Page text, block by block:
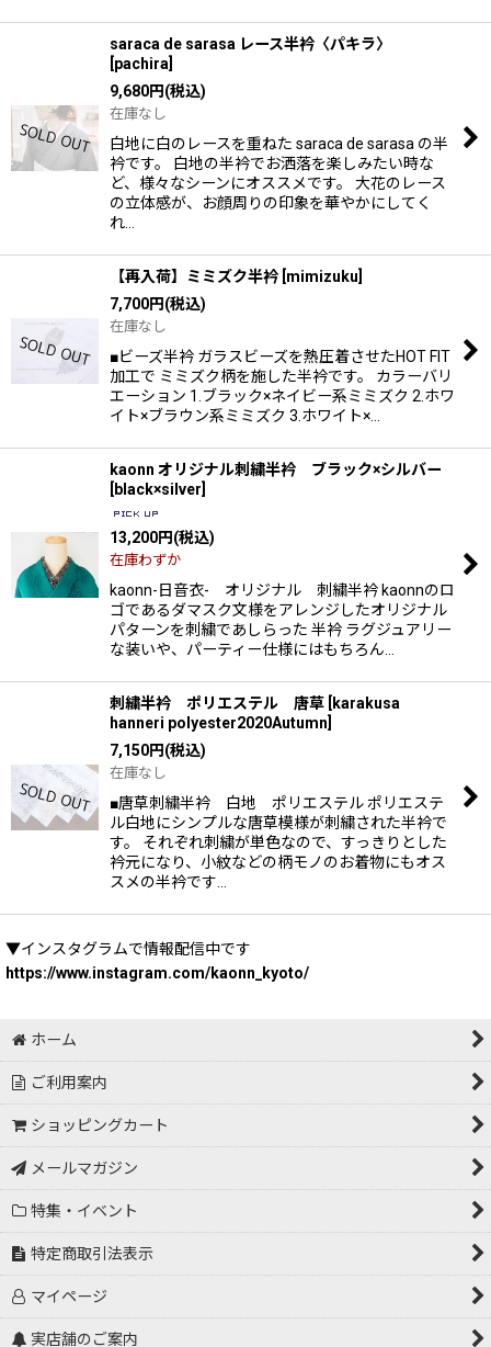
saraca de sarasa レース半衿〈パキラ〉
pachira
9,680円(税込)
在庫なし
白地に白のレースを重ねた saraca de sarasa の半
衿です。 白地の半衿でお洒落を楽しみたい時な
ど、様々なシーンにオススメです。 大花のレース
の立体感が、お顔周りの印象を華やかにしてく
れ…
【再入荷】ミミズク半衿 mimizuku
7,700円(税込)
在庫なし
■ビーズ半衿 ガラスビーズを熱圧着させたHOT FIT
加工で ミミズク柄を施した半衿です。 カラーバリ
エーション 1.ブラック×ネイビー系ミミズク 2.ホワ
イト×ブラウン系ミミズク 3.ホワイト×…
kaonn オリジナル刺繍半衿 ブラック×シルバー
black×silver
13,200円(税込)
在庫わずか
kaonn-日音衣- オリジナル 刺繍半衿 kaonnのロ
ゴであるダマスク文様をアレンジしたオリジナル
パターンを刺繍であしらった 半衿 ラグジュアリー
な装いや、パーティー仕様にはもちろん…
刺繍半衿 ポリエステル 唐草
karakusa
hanneri polyester2020Autumn
7,150円(税込)
在庫なし
■唐草刺繍半衿 白地 ポリエステル ポリエステ
ル白地にシンプルな唐草模様が刺繍された半衿で
す。 それぞれ刺繍が単色なので、すっきりとした
衿元になり、小紋などの柄モノのお着物にもオス
スメの半衿です…
▼インスタグラムで情報配信中です
https://www.instagram.com/kaonn_kyoto/
ホーム
ご利用案内
ショッピングカート
メールマガジン
特集・イベント
特定商取引法表示
マイページ
実店舗のご案内